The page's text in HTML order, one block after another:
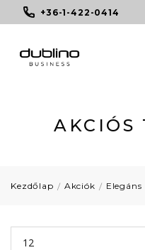
+36-1-422-0414
AKCIÓS
Kezdőlap Akciók Elegáns